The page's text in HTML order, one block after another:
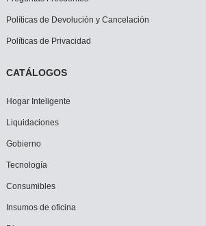
Políticas de Devolución y Cancelación
Políticas de Privacidad
CATÁLOGOS
Hogar Inteligente
Liquidaciones
Gobierno
Tecnología
Consumibles
Insumos de oficina